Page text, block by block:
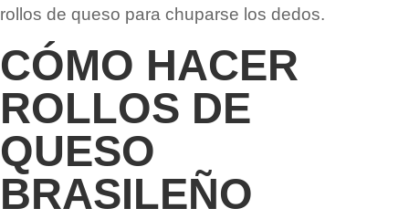
rollos de queso para chuparse los dedos.
CÓMO HACER
ROLLOS DE
QUESO
BRASILEÑO